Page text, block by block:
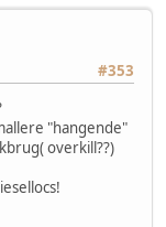
#353
"hangende"
overkill??)